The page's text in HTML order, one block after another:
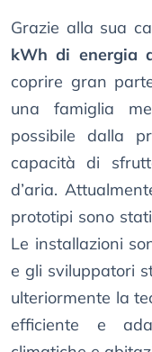
Grazie alla sua
kWh di energia
coprire gran
una famiglia
possibile dalla
capacità di
d’aria.
prototipi sono
Le installazioni
e gli sviluppatori
ulteriormente la
efficiente e